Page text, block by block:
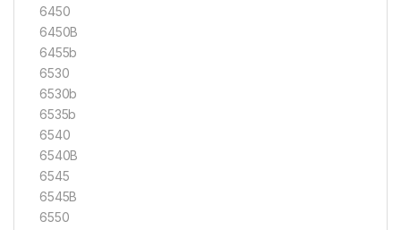
6450
6450B
6455b
6530
6530b
6535b
6540
6540B
6545
6545B
6550